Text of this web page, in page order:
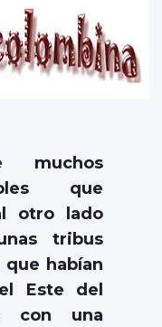
que
otro lado
tribus
habían
Este del
con una